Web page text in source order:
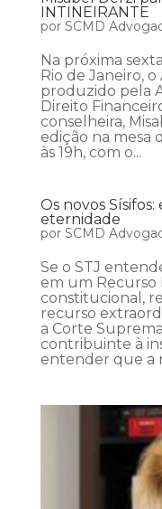
INTINEIRANTE
por SCMD
Na próxima
Rio de Janeiro, o
produzido pela
Direito
conselheira,
edição na mesa
às 19h, com o...
Os novos
eternidade
por SCMD
Se o STJ
em um Recurso
constitucional,
recurso
a Corte
contribuinte à
entender que a